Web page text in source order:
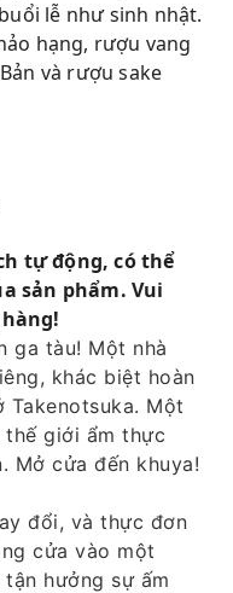
lễ như sinh nhật.
hạng, rượu vang
và rượu sake
tự động, có thể
sản phẩm. Vui
ga tàu! Một nhà
khác biệt hoàn
Một
giới ẩm thực
Mở cửa đến khuya!
đổi, và thực đơn
cửa vào một
hưởng sự ấm